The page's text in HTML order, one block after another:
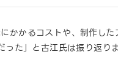
かかるコストや、制作し
た」と古江氏は振り返りま